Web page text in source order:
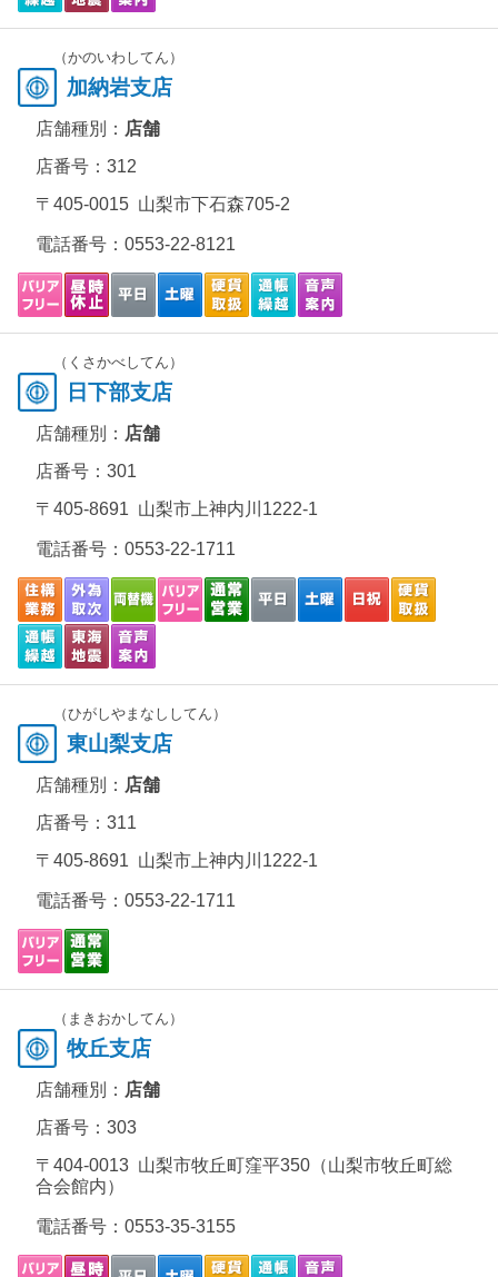
（かのいわしてん）
加納岩支店
店舗種別： 店舗
店番号：312
〒405-0015 山梨市下石森705-2
電話番号： 0553-22-8121
（くさかべしてん）
日下部支店
店舗種別： 店舗
店番号：301
〒405-8691 山梨市上神内川1222-1
電話番号： 0553-22-1711
（ひがしやまなししてん）
東山梨支店
店舗種別： 店舗
店番号：311
〒405-8691 山梨市上神内川1222-1
電話番号： 0553-22-1711
（まきおかしてん）
牧丘支店
店舗種別： 店舗
店番号：303
〒404-0013 山梨市牧丘町窪平350（山梨市牧丘町総
合会館内）
電話番号： 0553-35-3155